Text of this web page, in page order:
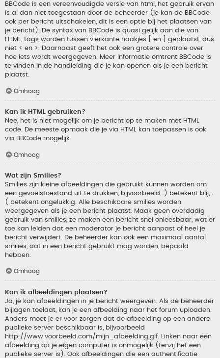
BBCode is een vereenvoudigde versie van html, het gebruik ervan
is al dan niet toegestaan door de beheerder (je kan de BBCode
ook per bericht uitschakelen, dit is een optie bij het plaatsen van
je bericht). De syntax van BBCode is quasi gelijk aan die van
HTML, tags worden tussen vierkante haakjes [ en ] geplaatst, dus
niet < en >. Daarnaast geeft het ook een grotere controle over
hoe iets wordt weergegeven. Meer informatie omtrent BBCode is
te vinden in de handleiding die je kan openen als je een bericht
plaatst.
Omhoog
Kan ik HTML gebruiken?
Nee, het is niet mogelijk om je bericht op te maken met HTML
code. De meeste opmaak die je via HTML kan toepassen is ook
via BBCode mogelijk.
Omhoog
Wat zijn Smilies?
Smilies zijn kleine afbeeldingen die gebruikt kunnen worden om
een gevoelstoestand uit te drukken, bijvoorbeeld :) betekent blij, :
( betekent ongelukkig. Alle beschikbare smilies worden
weergegeven als je een bericht plaatst. Maak geen overdadig
gebruik van smilies, ze maken een bericht snel onleesbaar, wat er
toe kan leiden dat een moderator je bericht aanpast of heel je
bericht verwijdert. De beheerder kan ook een maximaal aantal
smilies, dat in een bericht gebruikt mag worden, bepaald
hebben.
Omhoog
Kan ik afbeeldingen plaatsen?
Ja, je kan afbeeldingen in je bericht weergeven. Als de beheerder
bijlagen toelaat, kan je een afbeelding naar het forum uploaden.
Anders moet je er voor zorgen dat de afbeelding op een andere
publieke server beschikbaar is, bijvoorbeeld
http://www.voorbeeld.com/mijn_afbeelding.gif. Linken naar een
afbeelding op je eigen computer is onmogelijk (tenzij het een
publieke server is). Ook afbeeldingen die een authentificatie